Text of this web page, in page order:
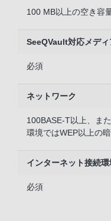
100 MB以上の空き容
SeeQVault対応メディ
必須
ネットワーク
100BASE-T以上、ま
環境ではWEP以上の
インターネット接続環
必須